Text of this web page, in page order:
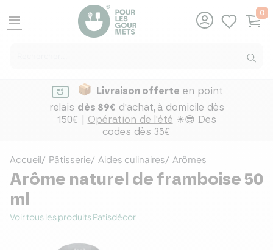
menu
0
Livraison offerte en point
relais dès 89€ d'achat, à domicile dès
150€ | Opération de l'été ☀😎 Des
codes dès 35€
Accueil Pâtisserie Aides culinaires Arômes
Arôme naturel de framboise 50
ml
Voir tous les produits Patisdécor